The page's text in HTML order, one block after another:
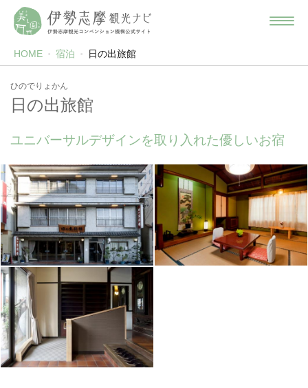
HOME 宿泊 日の出旅館
ひのでりょかん
日の出旅館
ユニバーサルデザインを取り入れた優しいお宿